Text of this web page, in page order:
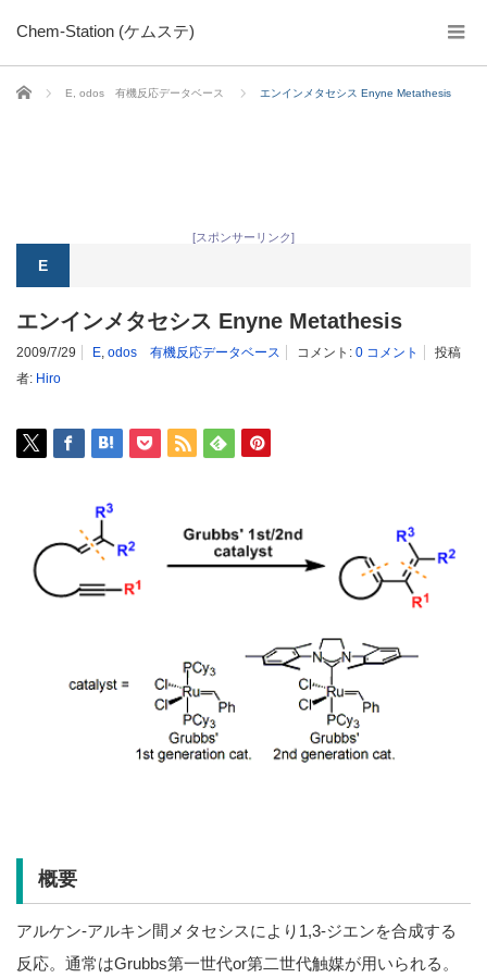
Chem-Station (ケムステ)
ホーム E odos 有機反応データベース エンインメタセシス Enyne Metathesis
[スポンサーリンク]
E
エンインメタセシス Enyne Metathesis
2009/7/29 E, odos 有機反応データベース コメント: 0 コメント
投稿
者: Hiro
概要
アルケン-アルキン間メタセシスにより1,3-ジエンを合成する
反応。通常はGrubbs第一世代or第二世代触媒が用いられる。